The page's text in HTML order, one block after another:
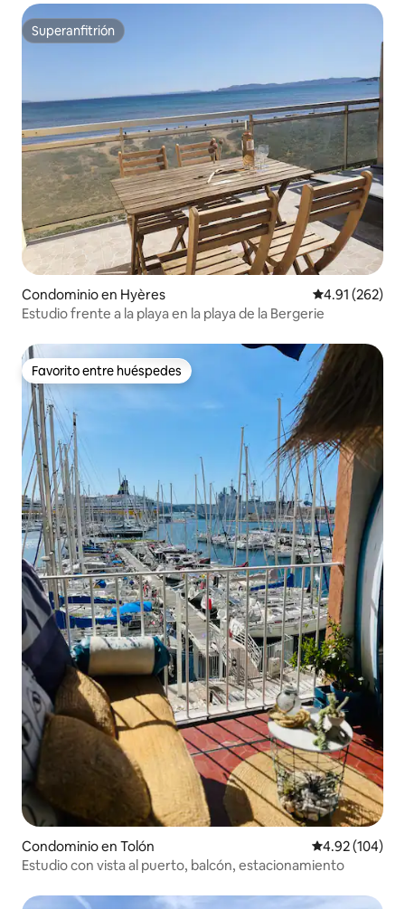
Superanfitrión
Superanfitrión
Condominio en Hyères Calificación
4.91 (262)
Estudio frente a la playa en la playa de la Bergerie
Favorito entre huéspedes
Favorito entre huéspedes
Condominio en Tolón Calificación
4.92 (104)
Estudio con vista al puerto, balcón, estacionamiento